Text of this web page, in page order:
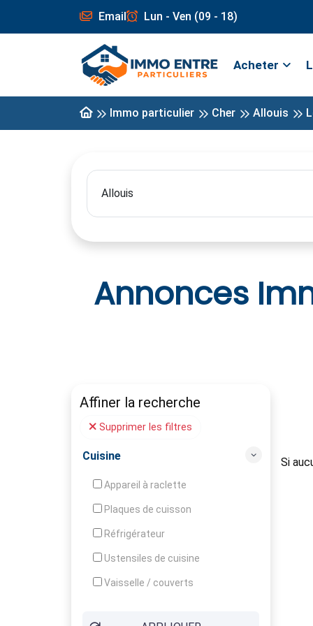
Email Lun - Ven (09 - 18)
Acheter
Immo particulier Cher Allouis
Annonces
Affiner la recherche
Supprimer les filtres
Cuisine
Appareil à raclette
Plaques de cuisson
Réfrigérateur
Ustensiles de cuisine
Vaisselle / couverts
Si